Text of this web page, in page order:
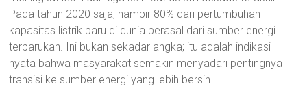
Pada tahun 2020 saja, hampir 80% dari pertumbuhan
kapasitas listrik baru di dunia berasal dari sumber energi
terbarukan. Ini bukan sekadar angka; itu adalah indikasi
nyata bahwa masyarakat semakin menyadari pentingnya
transisi ke sumber energi yang lebih bersih.